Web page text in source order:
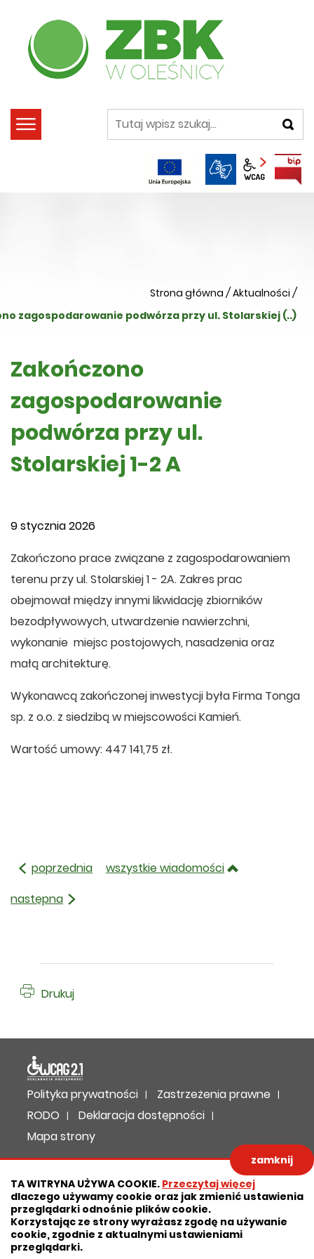
TA WITRYNA UŻYWA COOKIE. Przeczytaj więcej
dlaczego używamy cookie oraz jak zmienić ustawienia
przeglądarki odnośnie plików cookie.
Korzystając ze strony wyrażasz zgodę na używanie
cookie, zgodnie z aktualnymi ustawieniami
przeglądarki.
zamknij
szukaj
Panel
Strona główna / Aktualności /
zagospodarowanie podwórza przy ul. Stolarskiej (..)
Zakończono
zagospodarowanie
podwórza przy ul.
Stolarskiej 1-2 A
9 stycznia 2026
Zakończono prace związane z zagospodarowaniem
terenu przy ul. Stolarskiej 1 - 2A. Zakres prac
obejmował między innymi likwidację zbiorników
bezodpływowych, utwardzenie nawierzchni,
wykonanie miejsc postojowych, nasadzenia oraz
małą architekturę.
Wykonawcą zakończonej inwestycji była Firma Tonga
sp. z o.o. z siedzibą w miejscowości Kamień.
Wartość umowy: 447 141,75 zł.
poprzednia
wszystkie wiadomości
następna
Drukuj
Polityka prywatności
Zastrzeżenia prawne
RODO
Deklaracja dostępności
Mapa strony
Projekt: IntraCOM.pl